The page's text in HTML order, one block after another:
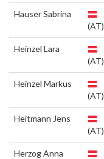
Hauser Sabrina
(AT)
Heinzel Lara
(AT)
Heinzel Markus
(AT)
Heitmann Jens
(AT)
Herzog Anna